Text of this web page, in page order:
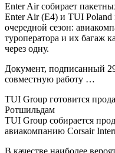
Enter Air собирает
Enter Air (E4) и TUI Poland
очередной сезон:
туроператора и их багаж
через одну.
Документ, подписанный
совместную работу …
TUI Group готовится
Ротшильдам
TUI Group собирается
авиакомпанию Corsair
В качестве наиболее